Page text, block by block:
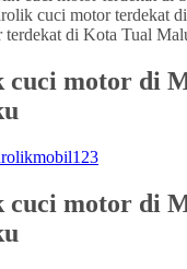
cuci motor di
cuci motor di